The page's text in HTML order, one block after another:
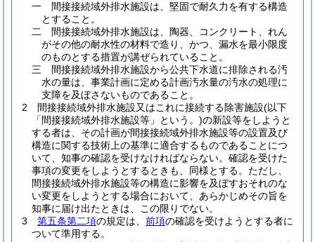
一
間接接続域外排水施設は、堅固で耐久力を有する構造
とすること。
二
間接接続域外排水施設は、陶器、コンクリート、れん
がその他の耐水性の材料で造り、かつ、漏水を最小限度
のものとする措置が講ぜられていること。
三
間接接続域外排水施設から公共下水道に排除される汚
水の量は、事業計画に定める計画汚水量の汚水の処理に
支障を及ぼさないものであること。
2
間接接続域外排水施設又はこれに接続する除害施設(以下
「間接接続域外排水施設等」という。)の新設等をしようと
する者は、その計画が間接接続域外排水施設等の設置及び
構造に関する技術上の基準に適合するものであることにつ
いて、知事の確認を受けなければならない。 確認を受けた
事項の変更をしようとするときも、同様とする。 ただし、
間接接続域外排水施設等の構造に影響を及ぼすおそれのな
い変更をしようとする場合において、あらかじめその旨を
知事に届け出たときは、この限りでない。
3
第五条第二項の規定は、 前項の確認を受けようとする者に
ついて準用する。